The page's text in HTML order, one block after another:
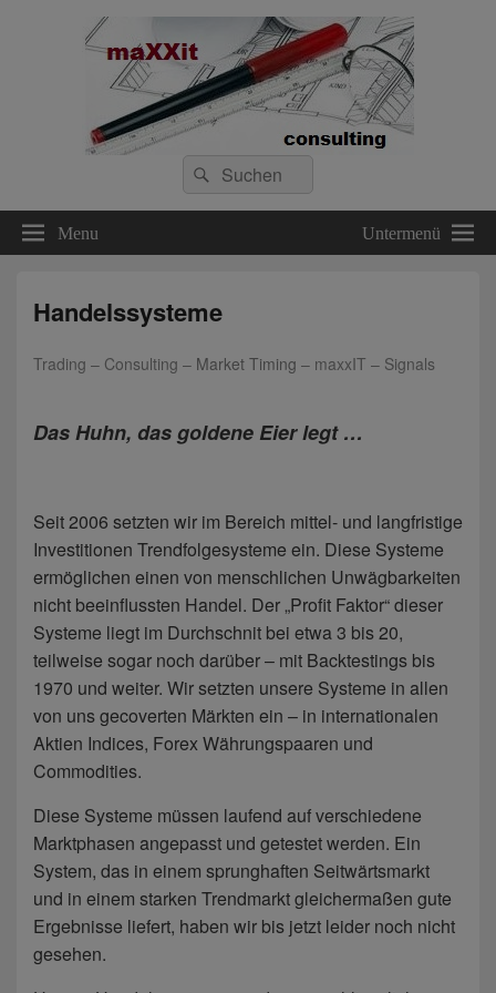
maXXit consulting
financial & real estate consulting since 1996
Search
for:
Suche
Menu Untermenü
Handelssysteme
Trading – Consulting – Market Timing – maxxIT – Signals
Das Huhn, das goldene Eier legt …
Seit 2006 setzten wir im Bereich mittel- und langfristige
Investitionen Trendfolgesysteme ein. Diese Systeme
ermöglichen einen von menschlichen Unwägbarkeiten
nicht beeinflussten Handel. Der „Profit Faktor“ dieser
Systeme liegt im Durchschnit bei etwa 3 bis 20,
teilweise sogar noch darüber – mit Backtestings bis
1970 und weiter. Wir setzten unsere Systeme in allen
von uns gecoverten Märkten ein – in internationalen
Aktien Indices, Forex Währungspaaren und
Commodities.
Diese Systeme müssen laufend auf verschiedene
Marktphasen angepasst und getestet werden. Ein
System, das in einem sprunghaften Seitwärtsmarkt
und in einem starken Trendmarkt gleichermaßen gute
Ergebnisse liefert, haben wir bis jetzt leider noch nicht
gesehen.